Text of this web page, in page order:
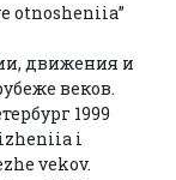
otnosheniia”
движения и
веков.
1999
i
vekov.